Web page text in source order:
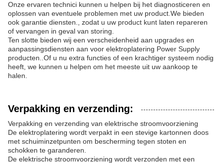
Onze ervaren technici kunnen u helpen bij het diagnosticeren en
oplossen van eventuele problemen met uw product.We bieden
ook garantie diensten., zodat u uw product kunt laten repareren
of vervangen in geval van storing.
Ten slotte bieden wij een verscheidenheid aan upgrades en
aanpassingsdiensten aan voor elektroplatering Power Supply
producten..Of u nu extra functies of een krachtiger systeem nodig
heeft, we kunnen u helpen om het meeste uit uw aankoop te
halen.
Verpakking en verzending:
Verpakking en verzending van elektrische stroomvoorziening
De elektroplatering wordt verpakt in een stevige kartonnen doos
met schuiminzetpunten om bescherming tegen stoten en
schokken te garanderen.
De elektrische stroomvoorziening wordt verzonden met een